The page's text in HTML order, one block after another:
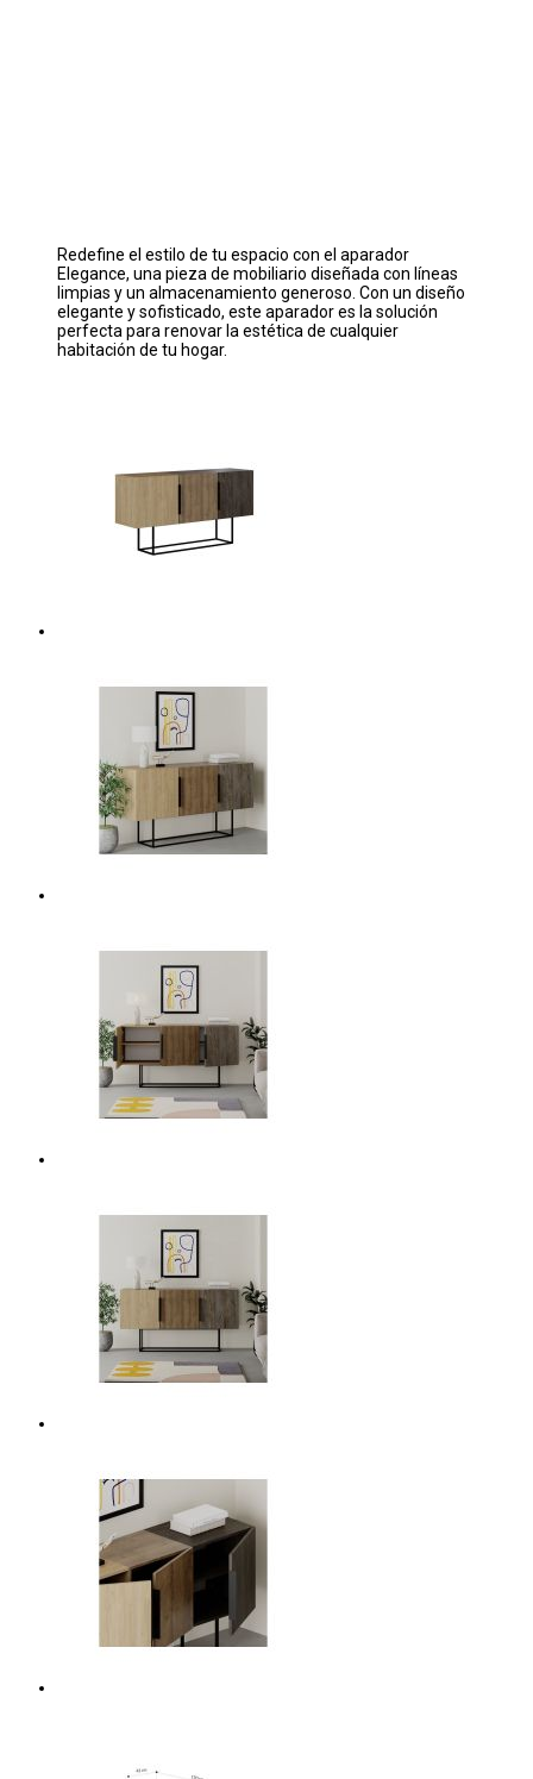
Redefine el estilo de tu espacio con el aparador
Elegance, una pieza de mobiliario diseñada con líneas
limpias y un almacenamiento generoso. Con un diseño
elegante y sofisticado, este aparador es la solución
perfecta para renovar la estética de cualquier
habitación de tu hogar.